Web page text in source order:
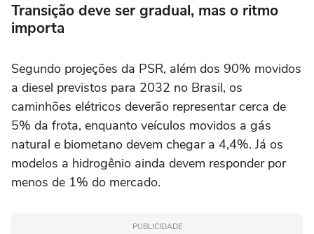
Transição deve ser gradual, mas o ritmo
importa
Segundo projeções da PSR, além dos 90% movidos
a diesel previstos para 2032 no Brasil, os
caminhões elétricos deverão representar cerca de
5% da frota, enquanto veículos movidos a gás
natural e biometano devem chegar a 4,4%. Já os
modelos a hidrogênio ainda devem responder por
menos de 1% do mercado.
PUBLICIDADE